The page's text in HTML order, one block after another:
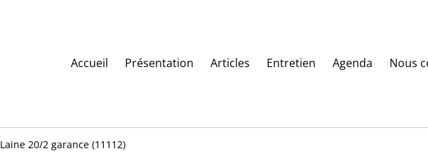
Accueil Présentation Articles Entretien Agenda Nous
Laine 20/2 garance (11112)